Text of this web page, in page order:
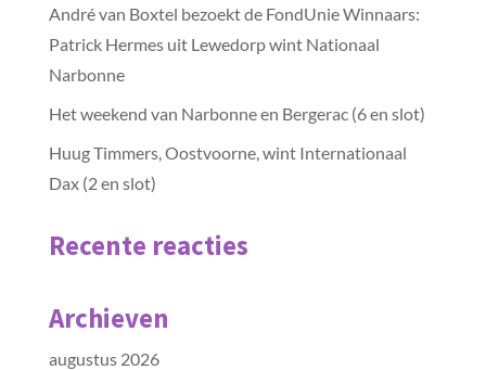
André van Boxtel bezoekt de FondUnie Winnaars:
Patrick Hermes uit Lewedorp wint Nationaal
Narbonne
Het weekend van Narbonne en Bergerac (6 en slot)
Huug Timmers, Oostvoorne, wint Internationaal
Dax (2 en slot)
Recente reacties
Archieven
augustus 2026